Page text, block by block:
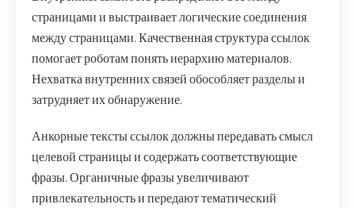
страницами и выстраивает логические соединения
между страницами. Качественная структура ссылок
помогает роботам понять иерархию материалов.
Нехватка внутренних связей обособляет разделы и
затрудняет их обнаружение.
Анкорные тексты ссылок должны передавать смысл
целевой страницы и содержать соответствующие
фразы. Органичные фразы увеличивают
привлекательность и передают тематический